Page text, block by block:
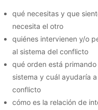
qué necesitas y que
necesita el otro
quiénes intervienen y/o
al sistema del conflicto
qué orden está primando
sistema y cuál ayudaría
conflicto
cómo es la relación de